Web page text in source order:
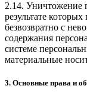
2.14. Уничтожение
результате
безвозвратно с
содержания
системе
материальные
3. Основные права и